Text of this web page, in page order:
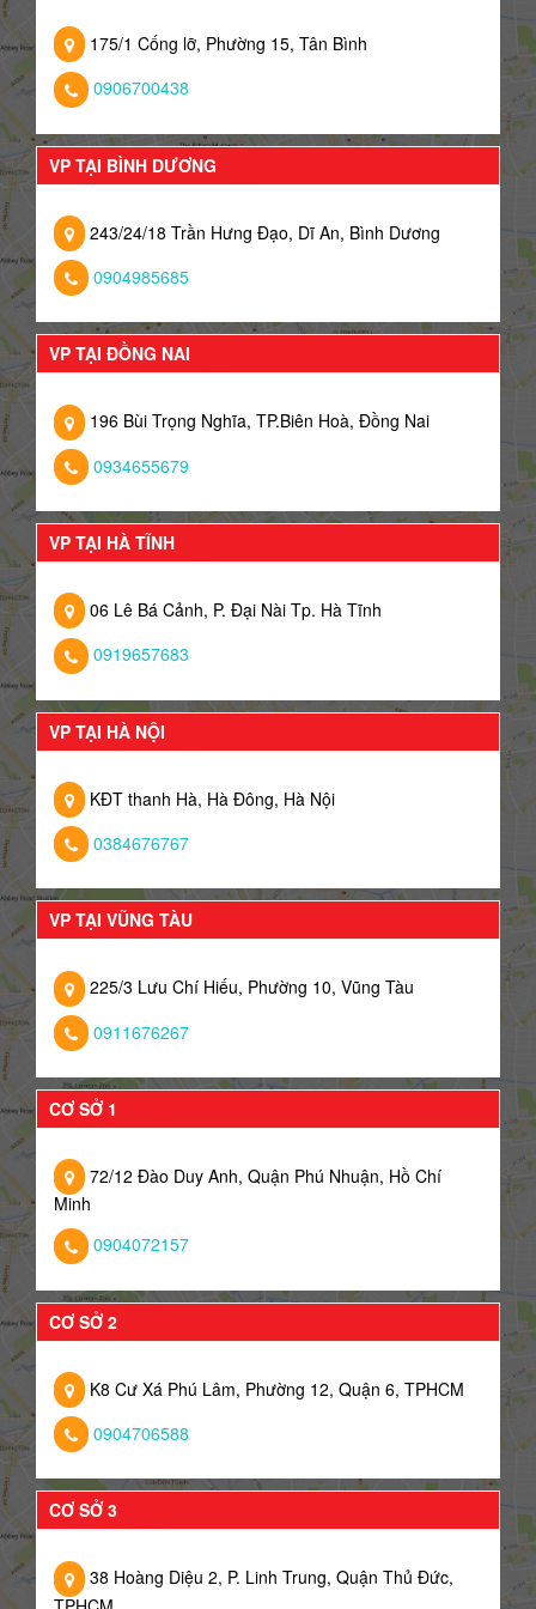
175/1 Cống lỡ, Phường 15, Tân Bình
0906700438
VP TẠI BÌNH DƯƠNG
243/24/18 Trần Hưng Đạo, Dĩ An, Bình Dương
0904985685
VP TẠI ĐỒNG NAI
196 Bùi Trọng Nghĩa, TP.Biên Hoà, Đồng Nai
0934655679
VP TẠI HÀ TĨNH
06 Lê Bá Cảnh, P. Đại Nài Tp. Hà Tĩnh
0919657683
VP TẠI HÀ NỘI
KĐT thanh Hà, Hà Đông, Hà Nội
0384676767
VP TẠI VŨNG TÀU
225/3 Lưu Chí Hiếu, Phường 10, Vũng Tàu
0911676267
CƠ SỞ 1
72/12 Đào Duy Anh, Quận Phú Nhuận, Hồ Chí
Minh
0904072157
CƠ SỞ 2
K8 Cư Xá Phú Lâm, Phường 12, Quận 6, TPHCM
0904706588
CƠ SỞ 3
38 Hoàng Diệu 2, P. Linh Trung, Quận Thủ Đức,